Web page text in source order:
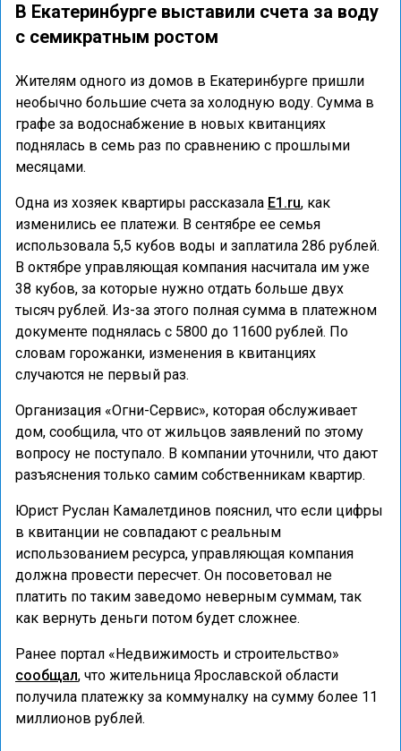
В Екатеринбурге выставили счета за воду
с семикратным ростом
Жителям одного из домов в Екатеринбурге пришли
необычно большие счета за холодную воду. Сумма в
графе за водоснабжение в новых квитанциях
поднялась в семь раз по сравнению с прошлыми
месяцами.
Одна из хозяек квартиры рассказала E1.ru, как
изменились ее платежи. В сентябре ее семья
использовала 5,5 кубов воды и заплатила 286 рублей.
В октябре управляющая компания насчитала им уже
38 кубов, за которые нужно отдать больше двух
тысяч рублей. Из-за этого полная сумма в платежном
документе поднялась с 5800 до 11600 рублей. По
словам горожанки, изменения в квитанциях
случаются не первый раз.
Организация «Огни-Сервис», которая обслуживает
дом, сообщила, что от жильцов заявлений по этому
вопросу не поступало. В компании уточнили, что дают
разъяснения только самим собственникам квартир.
Юрист Руслан Камалетдинов пояснил, что если цифры
в квитанции не совпадают с реальным
использованием ресурса, управляющая компания
должна провести пересчет. Он посоветовал не
платить по таким заведомо неверным суммам, так
как вернуть деньги потом будет сложнее.
Ранее портал «Недвижимость и строительство»
сообщал, что жительница Ярославской области
получила платежку за коммуналку на сумму более 11
миллионов рублей.